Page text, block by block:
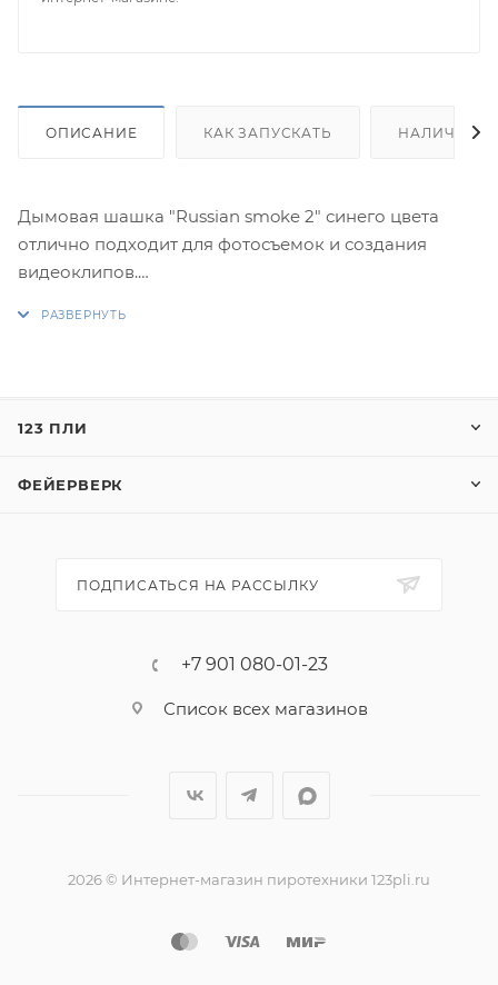
ОПИСАНИЕ КАК ЗАПУСКАТЬ НАЛИЧИЕ
Дымовая шашка "Russian smoke 2" синего цвета
отлично подходит для фотосъемок и создания
видеоклипов.
их красками, скрывают мрачный фон, добавляя
60 секунд. За это время профессиональный
Цвет: синий насыщенный.
123 ПЛИ
ФЕЙЕРВЕРК
ПОДПИСАТЬСЯ НА РАССЫЛКУ
+7 901 080-01-23
Список всех магазинов
2026 © Интернет-магазин пиротехники 123pli.ru